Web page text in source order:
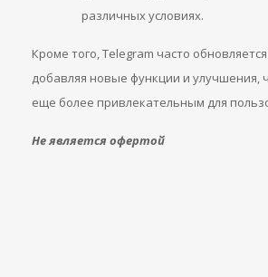
различных условиях.
Кроме того, Telegram часто
добавляя новые функции и улучшения,
еще более привлекательным для
Не является офертой